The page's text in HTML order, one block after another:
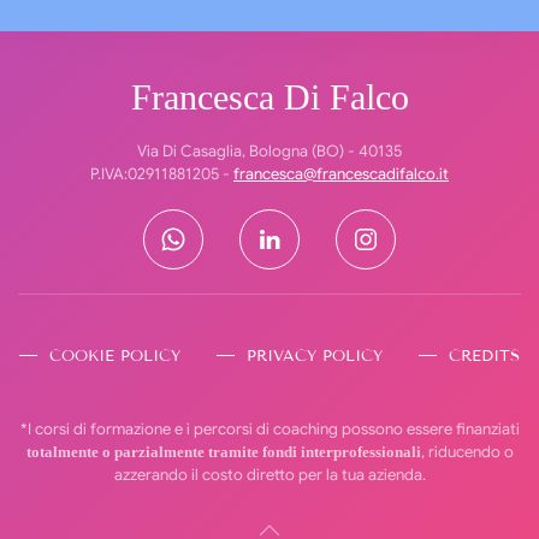
Francesca Di Falco
Via Di Casaglia, Bologna (BO) - 40135
P.IVA:02911881205 - francesca@francescadifalco.it
COOKIE POLICY PRIVACY POLICY CREDITS
*I corsi di formazione e i percorsi di coaching possono essere finanziati
totalmente o parzialmente tramite fondi interprofessionali, riducendo o
azzerando il costo diretto per la tua azienda.